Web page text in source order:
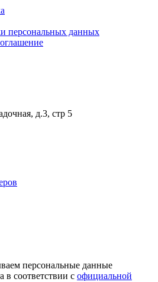
персональных данных
д.3, стр 5
персональные данные
в соответствии с официальной